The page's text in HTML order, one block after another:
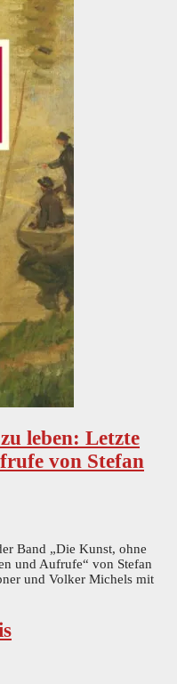
leben: Letzte
von Stefan
Band „Die Kunst, ohne
und Aufrufe“ von Stefan
und Volker Michels mit